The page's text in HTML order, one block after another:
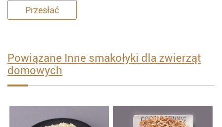
Przesłać
Powiązane Inne smakołyki dla zwierząt
domowych